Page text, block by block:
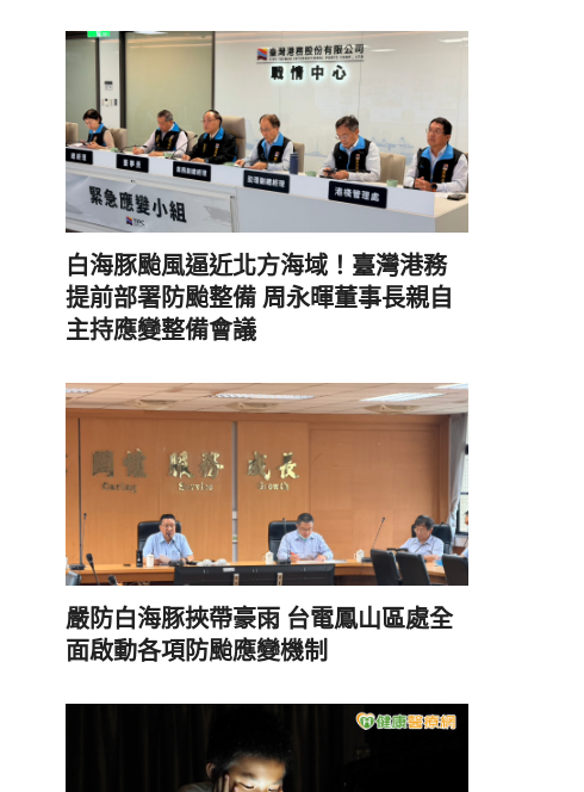
白海豚颱風逼近北方海域！臺灣港務
提前部署防颱整備 周永暉董事長親自
主持應變整備會議
嚴防白海豚挾帶豪雨 台電鳳山區處全
面啟動各項防颱應變機制